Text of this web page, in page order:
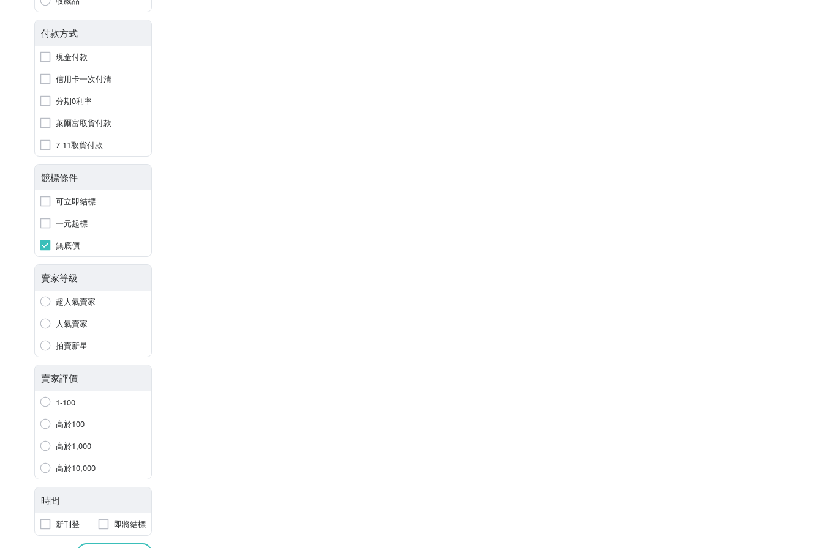
付款方式
現金付款
信用卡一次付清
分期0利率
萊爾富取貨付款
7-11取貨付款
競標條件
可立即結標
一元起標
無底價
賣家等級
超人氣賣家
人氣賣家
拍賣新星
賣家評價
1-100
高於100
高於1,000
高於10,000
時間
新刊登 即將結標